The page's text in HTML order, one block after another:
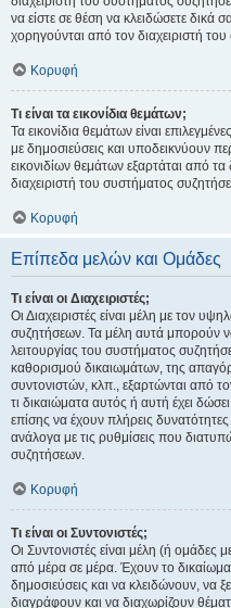
να είστε σε θέση να κλειδώσετε δικά
χορηγούνται από τον διαχειριστή
Κορυφή
Τι είναι τα εικονίδια θεμάτων;
Τα εικονίδια θεμάτων είναι
με δημοσιεύσεις και υποδεικνύουν
εικονιδίων θεμάτων εξαρτάται από
διαχειριστή του συστήματος
Κορυφή
Επίπεδα μελών και Ομάδες
Τι είναι οι Διαχειριστές;
Οι Διαχειριστές είναι μέλη με τον
συζητήσεων. Τα μέλη αυτά μπορούν
λειτουργίας του συστήματος
καθορισμού δικαιωμάτων, της
συντονιστών, κλπ., εξαρτώνται από
τι δικαιώματα αυτός ή αυτή έχει
επίσης να έχουν πλήρεις
ανάλογα με τις ρυθμίσεις που
συζητήσεων.
Κορυφή
Τι είναι οι Συντονιστές;
Οι Συντονιστές είναι μέλη (ή ομάδες
από μέρα σε μέρα. Έχουν το
δημοσιεύσεις και να κλειδώνουν, να
διαγράφουν και να διαχωρίζουν